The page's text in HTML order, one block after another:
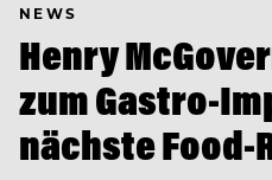
NEWS
Henry
zum Gastro-
nächste